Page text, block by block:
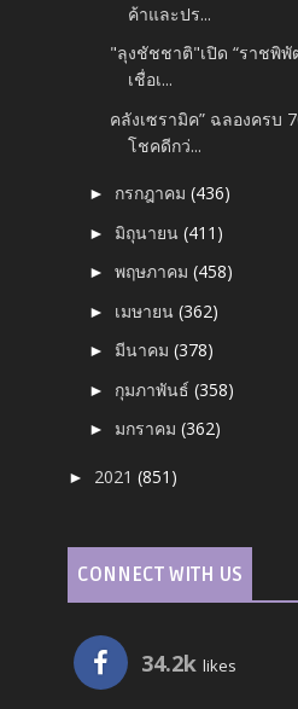
ค้าและปร...
"ลุงชัชชาติ"เปิด “ราชพิ
เชื่อเ...
คลังเซรามิค” ฉลองครบ
โชคดีกว่...
► กรกฎาคม(436)
► มิถุนายน(411)
►พฤษภาคม(458)
► เมษายน(362)
► มีนาคม(378)
► กุมภาพันธ์(358)
► มกราคม(362)
► 2021(851)
CONNECT WITH US
34.2k likes